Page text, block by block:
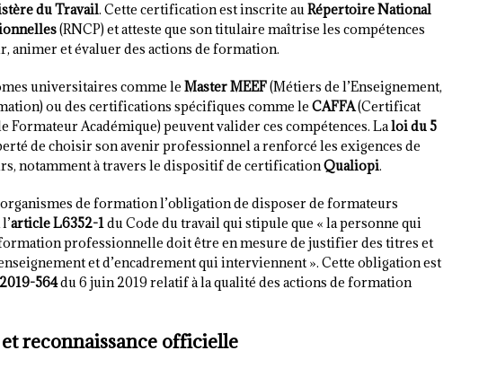
du Travail. Cette certification est inscrite auRépertoire National
(RNCP) et atteste que son titulaire maîtrise les compétences
animer et évaluer des actions de formation.
universitaires comme le Master MEEF(Métiers de l’Enseignement,
ou des certifications spécifiques comme le CAFFA(Certificat
Formateur Académique) peuvent valider ces compétences. Laloi du 5
de choisir son avenir professionnel a renforcé les exigences de
notamment à travers le dispositif de certificationQualiopi.
de formation l’obligation de disposer de formateurs
article L6352-1du Code du travail qui stipule que « la personne qui
professionnelle doit être en mesure de justifier des titres et
et d’encadrement qui interviennent ». Cette obligation est
564du 6 juin 2019 relatif à la qualité des actions de formation
reconnaissance officielle